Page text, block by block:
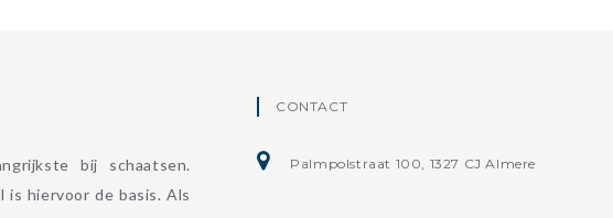
bij schaatsen.
is hiervoor de basis. Als
CONTACT
Palmpolstraat 100, 1327 CJ Almere